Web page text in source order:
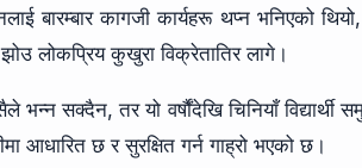
बारम्बार कागजी कार्यहरू थप्न भनिएको
लोकप्रिय कुखुरा विक्रेतातिर लागे।
सक्दैन, तर यो वर्षौंदेखि चिनियाँ विद्यार्थी
आधारित छ र सुरक्षित गर्न गाह्रो भएको छ।